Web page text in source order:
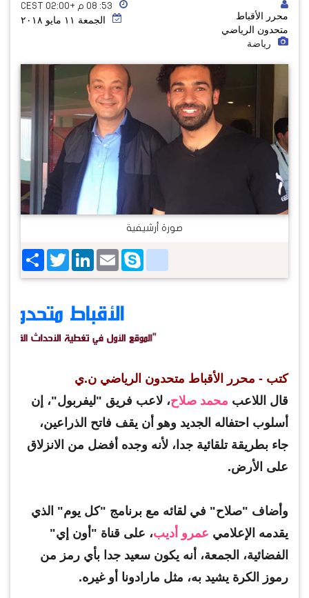
محرر الأقباط
متحدون الرياضي
رياضة
٥٣: ٠٨ م +02:00 CEST
الجمعة ١١ مايو ٢٠١٨
صورة أرشيفية
ShareTwitterLinkedIn EmailSkype
google_bookmarks
كتب - محرر الأقباط متحدون الرياضي ن.ي
قال اللاعب محمد صلاح، لاعب فريق "ليفربول"، إن
أسلوب احتفاله الجديد وهو أن يقف فاتح الذراعين،
جاء بطريقة تلقائية جدا، لأنه وجده أفضل من الانزلاق
على الأرض.
وأضاف "صلاح" في لقائه مع برنامج "كل يوم" الذي
يقدمه الإعلامي عمرو أديب، على قناة "أون إي"
الفضائية، الجمعة، أنه يكون سعيد جدا بأي رمز من
رموز الكرة يشيد به، مثل مارادونا أو غيره.